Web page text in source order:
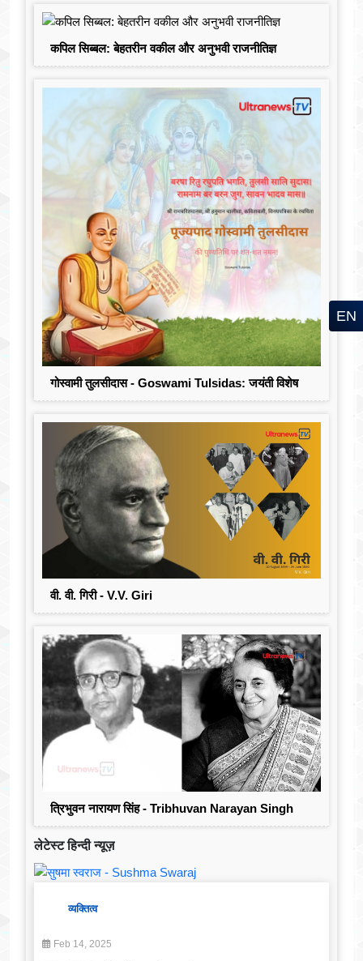
कपिल सिब्बल: बेहतरीन वकील और अनुभवी राजनीतिज्ञ
गोस्वामी तुलसीदास - Goswami Tulsidas: जयंती विशेष
वी. वी. गिरी - V.V. Giri
त्रिभुवन नारायण सिंह - Tribhuvan Narayan Singh
लेटेस्ट हिन्दी न्यूज़
व्यक्तित्व
Feb 14, 2025
EN